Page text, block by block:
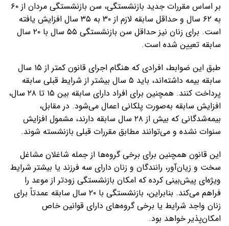
بر اساس مقررات جدید بازنشستگی، سن بازنشستگی مردان از ۶۰
به ۶۲ سال و حداقل سابقه لازم از ۳۰ به ۳۵ سال افزایش یافته
است. برای زنان نیز حداقل سن بازنشستگی ۵۵ سال با ۲۰ سال
سابقه تعیین شده است.
طبق این ضوابط، افرادی که هنگام اجرای قانون کمتر از ۱۵ سال
سابقه بیمه داشته‌اند، باید ۵ سال بیشتر از شرایط قبلی سابقه
پرداخت کنند. همچنین برای افراد دارای سابقه بین ۱۵ تا ۲۸ سال،
افزایش سابقه به‌صورت پلکانی اعمال می‌شود. در مقابل،
بیمه‌شدگانی که بیش از ۲۸ سال سابقه دارند، مشمول افزایش
سنوات نشده و می‌توانند مطابق مقررات قبلی بازنشسته شوند.
این قانون همچنین برای برخی گروه‌ها از جمله شاغلان مشاغل
سخت و زیان‌آور، رانندگان و زنان دارای سه فرزند یا بیشتر شرایط
ویژه‌ای پیش‌بینی کرده که امکان بازنشستگی زودتر از موعد را
فراهم می‌کند. بنابراین، بازنشستگی با ۲۰ سال سابقه عمدتاً برای
زنان واجد شرایط یا برخی گروه‌های دارای قوانین خاص
امکان‌پذیر خواهد بود.